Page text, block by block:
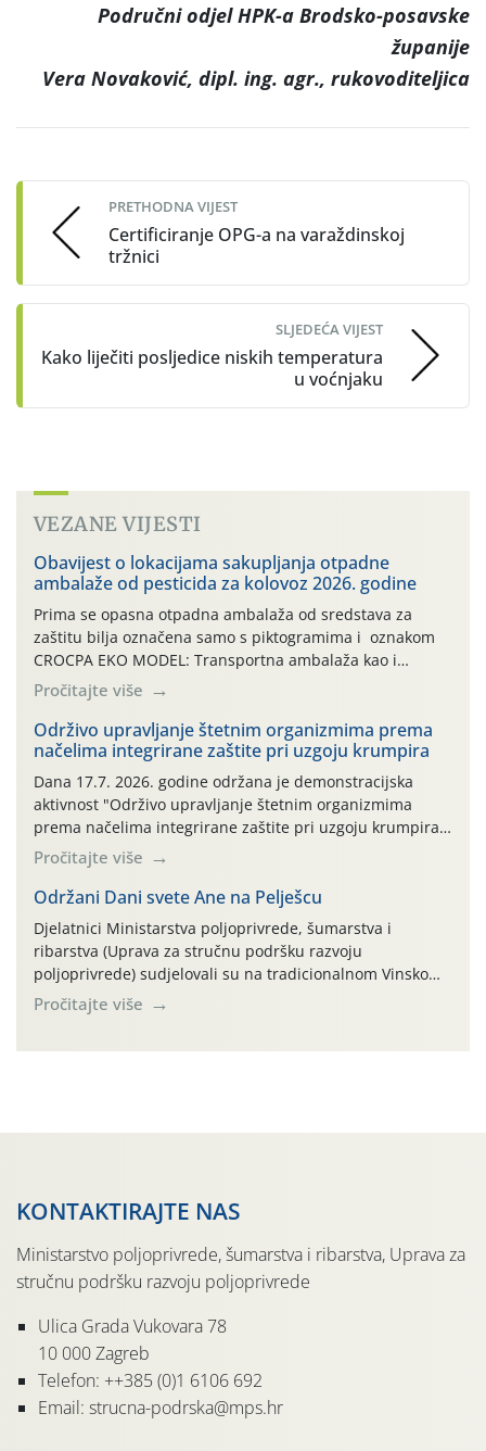
Područni odjel HPK-a Brodsko-posavske
županije
Vera Novaković, dipl. ing. agr., rukovoditeljica
navigation
PRETHODNA VIJEST
Certificiranje OPG-a na varaždinskoj
tržnici
SLJEDEĆA VIJEST
Kako liječiti posljedice niskih temperatura
u voćnjaku
VEZANE VIJESTI
Obavijest o lokacijama sakupljanja otpadne
ambalaže od pesticida za kolovoz 2026. godine
Prima se opasna otpadna ambalaža od sredstava za
zaštitu bilja označena samo s piktogramima i oznakom
CROCPA EKO MODEL: Transportna ambalaža kao i
ambalaža drugih proizvoda koji nisu sredstva za zaštitu
bilja (npr. ambalaža od mineralnih gnojiva,) se ne
prihvaća. Korisnicima je osiguran besplatni povrat
prazne ambalaže isključivo ovih tvrtki: AGROCHEM-MAKS,
AGRONOM, ALBAUGH TKI* (PINUS […]
Pročitajte više
Održivo upravljanje štetnim organizmima prema
načelima integrirane zaštite pri uzgoju krumpira
Dana 17.7. 2026. godine održana je demonstracijska
aktivnost "Održivo upravljanje štetnim organizmima
prema načelima integrirane zaštite pri uzgoju krumpira"
na pokusnom polju "Poredje", kraj naselja Belica (ARKOD
parcela ID 2445031) (središnji dio Međimurske županije).
Pročitajte više
Održani Dani svete Ane na Pelješcu
Djelatnici Ministarstva poljoprivrede, šumarstva i
ribarstva (Uprava za stručnu podršku razvoju
poljoprivrede) sudjelovali su na tradicionalnom Vinskom
forumu, održanom 24.07.2026. godine u Domu vinarske
tradicije u Putnikovićima na poluotoku Pelješcu, u
Pročitajte više
KONTAKTIRAJTE NAS
Ministarstvo poljoprivrede, šumarstva i ribarstva, Uprava za
stručnu podršku razvoju poljoprivrede
Ulica Grada Vukovara 78
10 000 Zagreb
Telefon: ++385 (0)1 6106 692
Email: strucna-podrska@mps.hr